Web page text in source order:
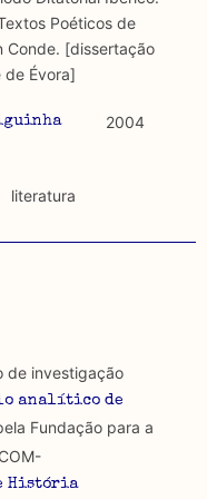
possível ter acesso
se encontram
Trata-se de
que é
em formato
de folha de cálculo
Poéticos de
Conde. [dissertação
de Évora]
2004
literatura
de investigação
analítico de
Fundação para a
História